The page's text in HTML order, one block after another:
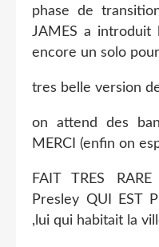
phase de
JAMES a
encore un solo
tres belle version
on attend des
MERCI (enfin on
FAIT TRES
Presley QUI EST
,lui qui habitait la